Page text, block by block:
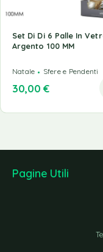
Set Di Di 6 Palle In
Argento 100 MM
Natale Sfere e Pendenti
30,00 €
Pagine Utili